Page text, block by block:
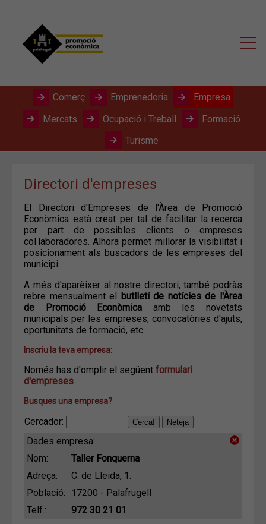
Comerç Emprenedoria
Empresa
Mercats
Ocupació i Treball
Formació
Turisme
Directori d'empreses
El Directori d'Empreses de l'Àrea de Promoció
Econòmica està creat per tal de facilitar la recerca
per part de possibles clients o empreses
col·laboradores. Alhora permet millorar la visibilitat i
posicionament als buscadors de les empreses del
municipi.
A més d'aparèixer al nostre directori, també podràs
rebre mensualment el butlletí de notícies de l'Àrea
de Promoció Econòmica amb les novetats
municipals per les empreses, convocatòries d'ajuts,
oportunitats de formació, etc.
Inscriu la teva empresa:
Només has d'omplir el següent formulari
d'empreses
Busques una empresa?
Cercador:
Dades empresa:
Nom:
Taller Fonquerna
Adreça:
C. de Lleida, 1.
Població:
17200 - Palafrugell
Telf.:
972 30 21 01